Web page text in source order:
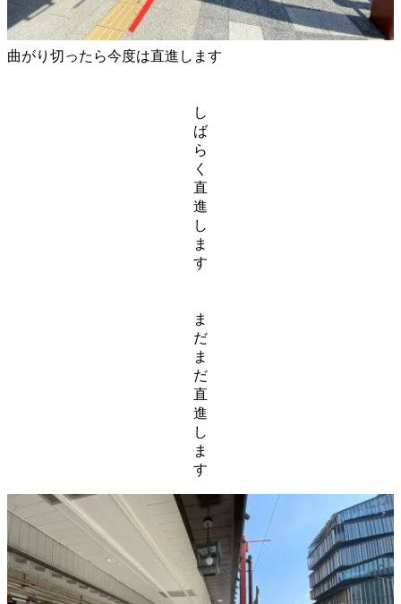
曲がり切ったら今度は直進します
し
ば
ら
く
直
進
し
ま
す
ま
だ
ま
だ
直
進
し
ま
す